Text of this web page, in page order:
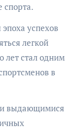
спорта.
успехов
легкой
лет стал одним
в
выдающимися